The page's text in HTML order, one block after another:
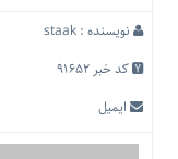
منوی
خانه
اقتصادی
اجتماعی
نویسنده :staak
کد خبر 91652
ایمیل